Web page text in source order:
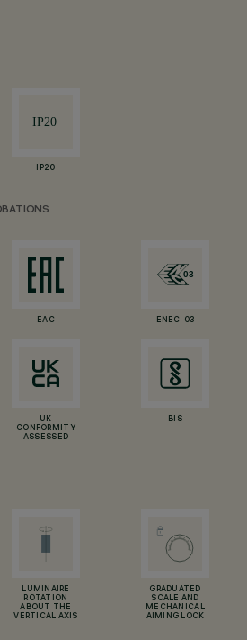
IP20
EAC ENEC-03
UK
CONFORMITY
ASSESSED
BIS
LUMINAIRE
ROTATION
ABOUT THE
VERTICAL AXIS
GRADUATED
SCALE AND
MECHANICAL
AIMING LOCK